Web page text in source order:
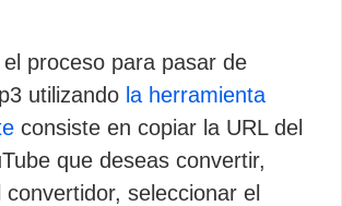
proceso para pasar de
utilizando la herramienta
consiste en copiar la URL del
que deseas convertir,
seleccionar el